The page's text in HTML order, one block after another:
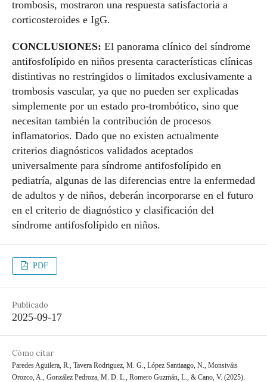
trombosis, mostraron una respuesta satisfactoria a
corticosteroides e IgG.
CONCLUSIONES: El panorama clínico del síndrome
antifosfolípido en niños presenta características clínicas
distintivas no restringidos o limitados exclusivamente a
trombosis vascular, ya que no pueden ser explicadas
simplemente por un estado pro-trombótico, sino que
necesitan también la contribución de procesos
inflamatorios. Dado que no existen actualmente
criterios diagnósticos validados aceptados
universalmente para síndrome antifosfolípido en
pediatría, algunas de las diferencias entre la enfermedad
de adultos y de niños, deberán incorporarse en el futuro
en el criterio de diagnóstico y clasificación del
síndrome antifosfolípido en niños.
PDF
Publicado
2025-09-17
Cómo citar
Paredes Aguilera, R., Tavera Rodriguez, M. G., López Santiaago, N., Monsiváis
Orozco, A., González Pedroza, M. D. L., Romero Guzmán, L., & Cano, V. (2025).